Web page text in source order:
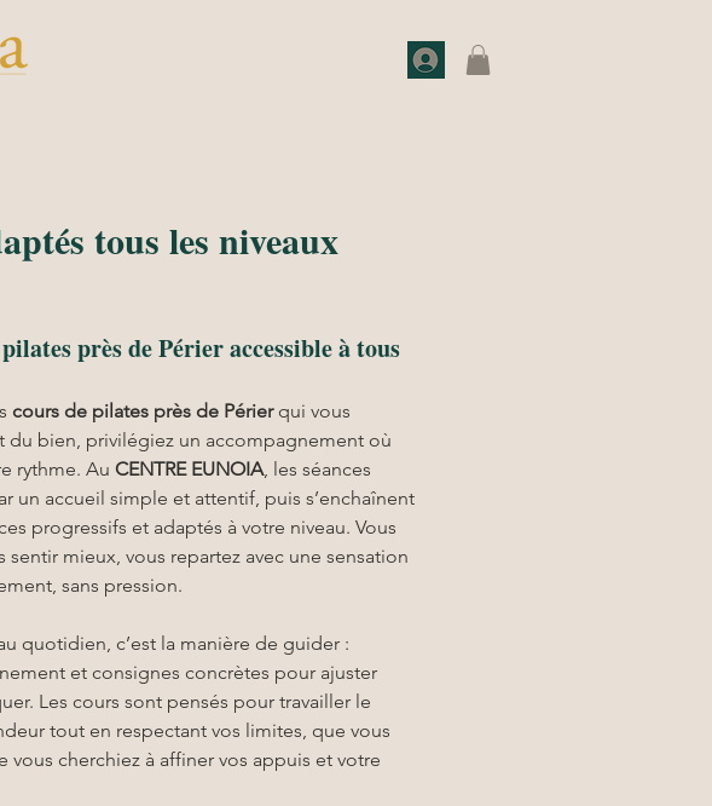
tous les niveaux
près de Périer accessible à tous
cours de pilates près de Périer qui vous
du bien, privilégiez un accompagnement où
rythme. Au CENTRE EUNOIA, les séances
un accueil simple et attentif, puis s’enchaînent
progressifs et adaptés à votre niveau. Vous
sentir mieux, vous repartez avec une sensation
sans pression.
quotidien, c’est la manière de guider :
et consignes concrètes pour ajuster
Les cours sont pensés pour travailler le
tout en respectant vos limites, que vous
vous cherchiez à affiner vos appuis et votre